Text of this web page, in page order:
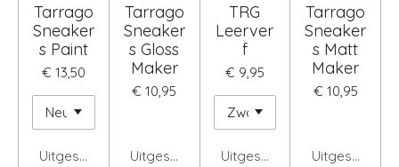
Tarrago
Sneaker
s Paint
€ 13,50
Uitgeschakeld
Tarrago
Sneaker
s Gloss
Maker
€ 10,95
Uitgeschakeld
TRG
Leerver
f
€ 9,95
Uitgeschakeld
Tarrago
Sneaker
s Matt
Maker
€ 10,95
Uitgeschakeld